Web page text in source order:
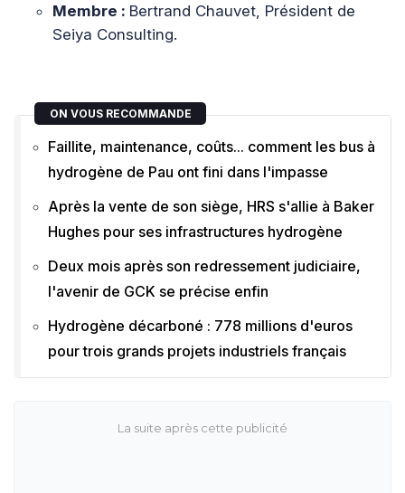
Membre : Bertrand Chauvet, Président de
Seiya Consulting.
ON VOUS RECOMMANDE
Faillite, maintenance, coûts... comment les bus à
hydrogène de Pau ont fini dans l'impasse
Après la vente de son siège, HRS s'allie à Baker
Hughes pour ses infrastructures hydrogène
Deux mois après son redressement judiciaire,
l'avenir de GCK se précise enfin
Hydrogène décarboné : 778 millions d'euros
pour trois grands projets industriels français